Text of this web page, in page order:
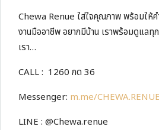
Chewa Renue ใส่ใจคุณภาพ พร้อมให้ค
งานมืออาชีพ อยากมีบ้าน เราพร้อมดูแล
เรา…
CALL : 1260 กด 36
Messenger: m.me/CHEWA.RENUE
LINE : @Chewa.renue